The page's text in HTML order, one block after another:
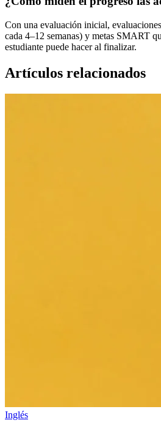
Con una evaluación inicial,
cada 4–12 semanas) y metas SMART
estudiante puede hacer al finalizar.
Artículos relacionados
Inglés